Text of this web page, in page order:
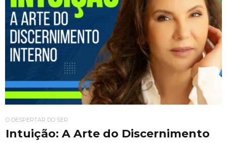
O DESPERTAR DO SER
Intuição: A Arte do Discernimento